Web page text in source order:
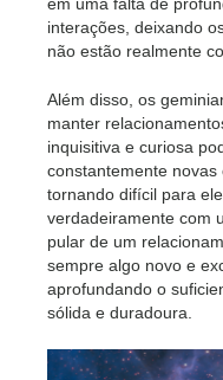
interações, deixando
não estão realmente
Além disso, os
manter
inquisitiva e curiosa
constantemente novas
tornando difícil para
verdadeiramente com
pular de um
sempre algo novo e
aprofundando o
sólida e duradoura.